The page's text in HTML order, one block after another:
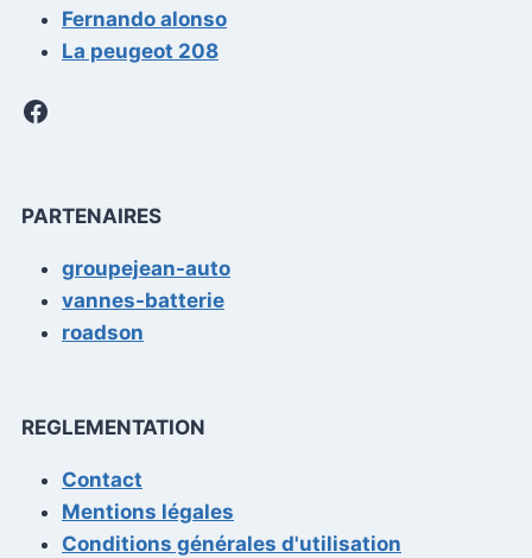
Fernando alonso
La peugeot 208
Facebook
PARTENAIRES
groupejean-auto
vannes-batterie
roadson
REGLEMENTATION
Contact
Mentions légales
Conditions générales d'utilisation